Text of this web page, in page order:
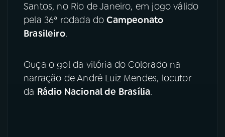
ACOMPANHE A RÁDIO NACIONAL
Instagram X
TikTok
Santos, no Rio de Janeiro, em jogo válido
pela 36ª rodada doCampeonato
Brasileiro.
Ouça o gol da vitória do Colorado na
narração de André Luiz Mendes, locutor
da Rádio Nacional de Brasília.